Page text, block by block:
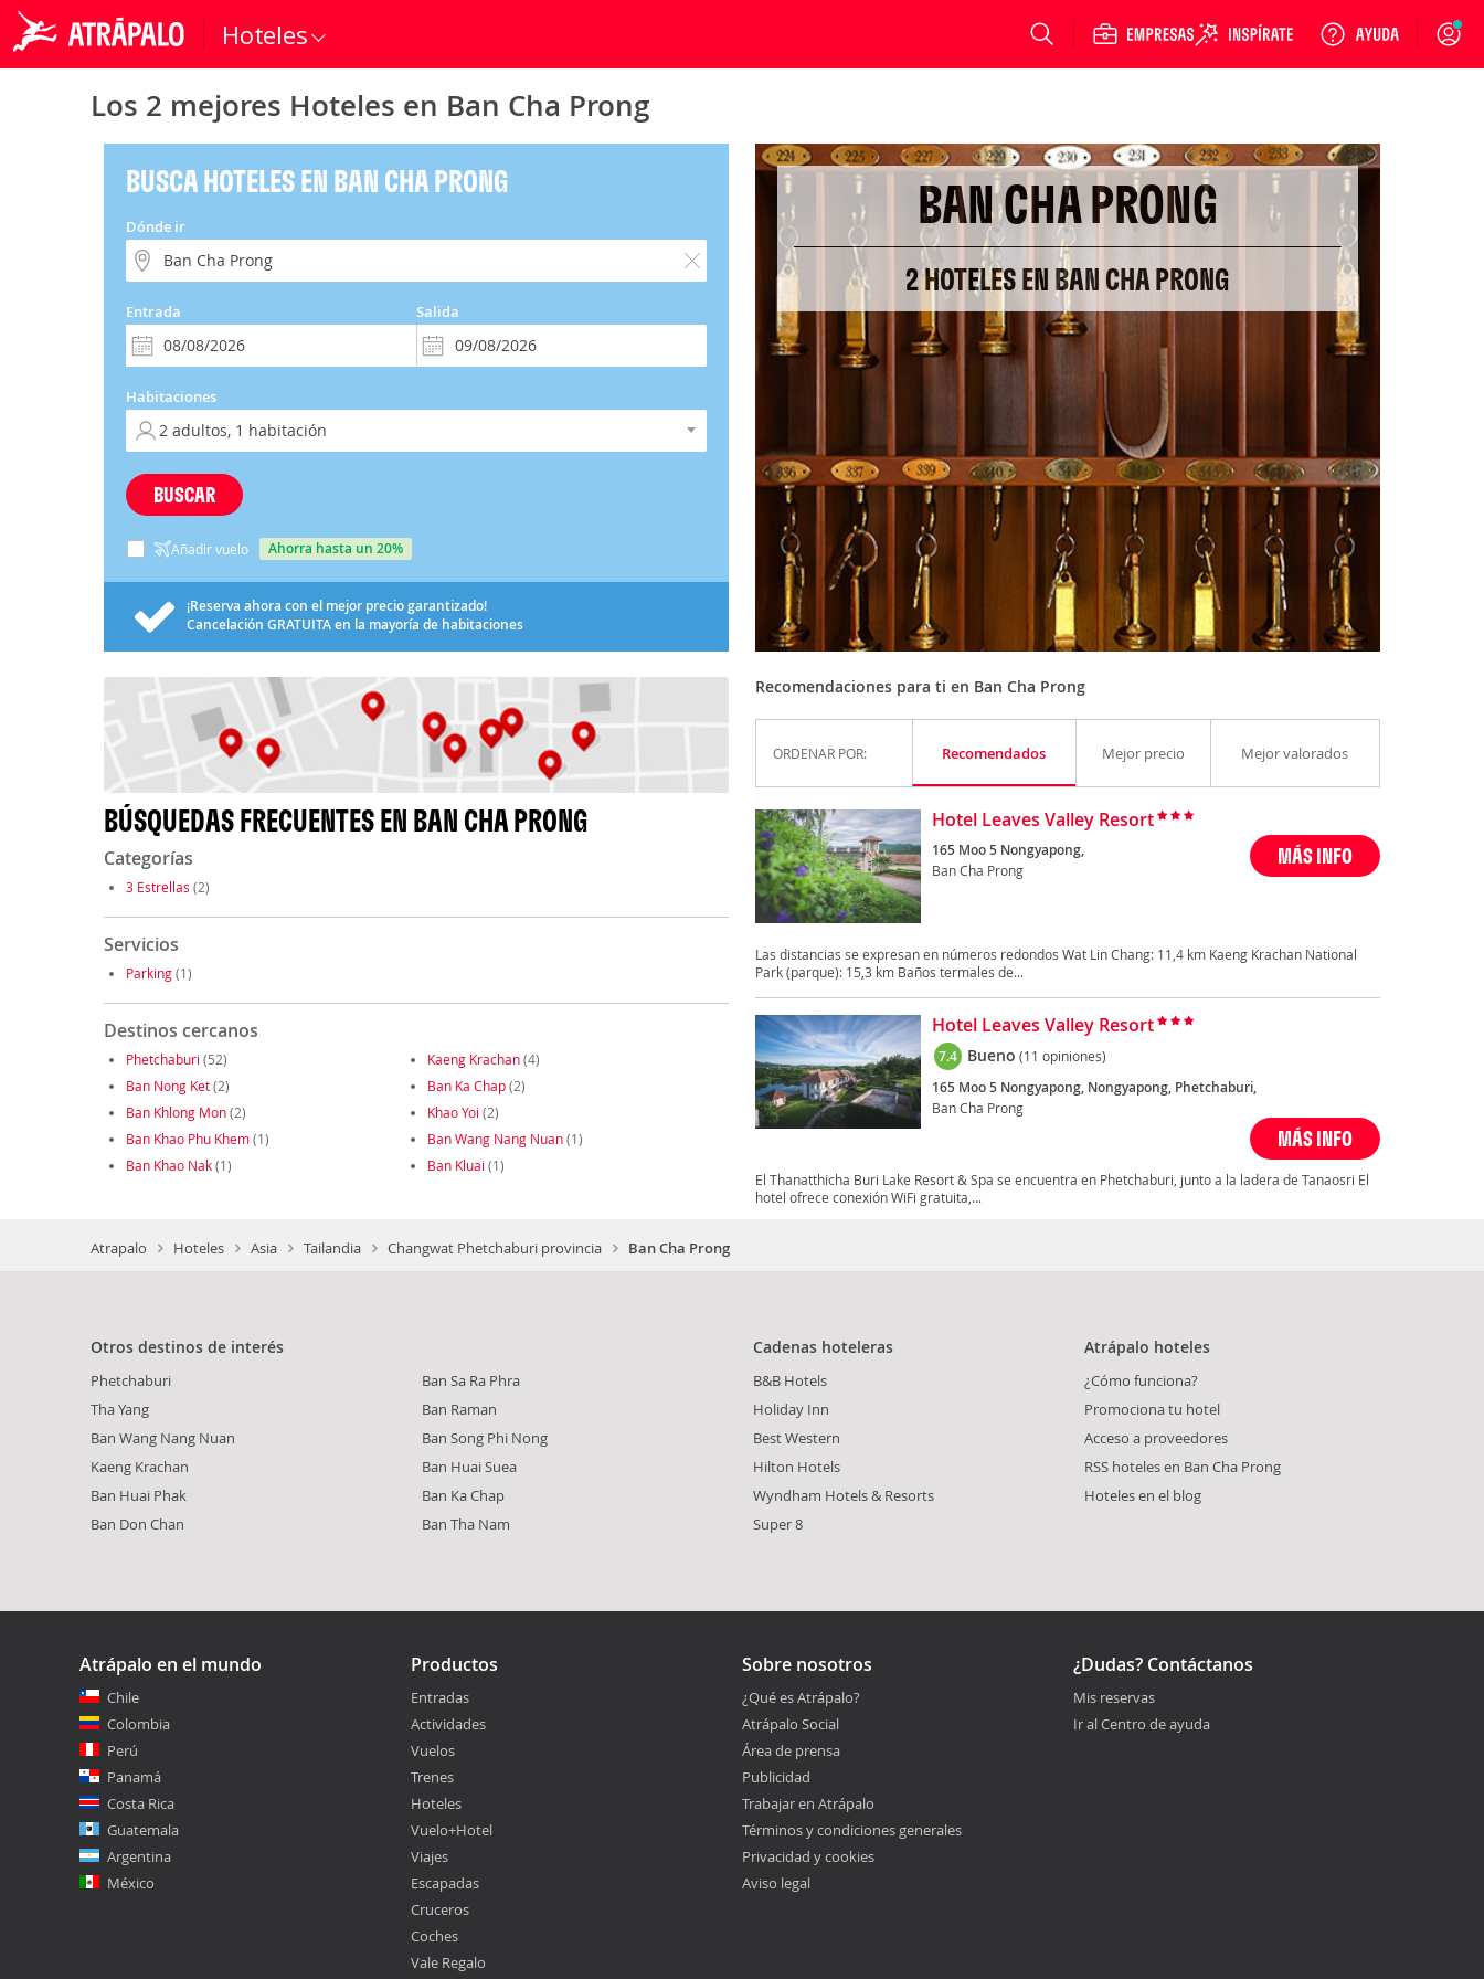
Hoteles Login
Los 2 mejores Hoteles en Ban Cha Prong
BUSCA HOTELES EN BAN CHA PRONG
Dónde ir
Entrada Salida
Habitaciones
BUSCAR
Añadir vuelo ahorra hasta un 20%
¡Reserva ahora con el mejor precio garantizado!
Cancelación GRATUITAen la mayoría de habitaciones
BÚSQUEDAS FRECUENTES EN BAN CHA PRONG
Categorías
3 Estrellas (2)
Servicios
Parking(1)
Destinos cercanos
Phetchaburi (52) Kaeng Krachan(4)
Ban Nong Ket(2) Ban Ka Chap(2)
Ban Khlong Mon(2) Khao Yoi (2)
Ban Khao Phu Khem(1) Ban Wang Nang Nuan(1)
Ban Khao Nak(1) Ban Kluai (1)
BAN CHA PRONG
2 HOTELES EN BAN CHA PRONG
Recomendaciones para ti en Ban Cha Prong
ORDENAR POR: Recomendados Mejor precio Mejor valorados
Hotel Leaves Valley Resort
165 Moo 5 Nongyapong,
Ban Cha Prong
MÁS INFO
Las distancias se expresan en números redondos Wat Lin Chang: 11,4 km Kaeng Krachan National
Park (parque): 15,3 km Baños termales de...
Hotel Leaves Valley Resort
7.4 Bueno (11 opiniones)
165 Moo 5 Nongyapong, Nongyapong, Phetchaburi,
Ban Cha Prong
MÁS INFO
El Thanatthicha Buri Lake Resort & Spa se encuentra en Phetchaburi, junto a la ladera de Tanaosri El
hotel ofrece conexión WiFi gratuita,...
Atrapalo Hoteles Asia Tailandia Changwat Phetchaburi provincia Ban Cha Prong
Otros destinos de interés
Phetchaburi
Tha Yang
Ban Wang Nang Nuan
Kaeng Krachan
Ban Huai Phak
Ban Don Chan
Ban Sa Ra Phra
Ban Raman
Ban Song Phi Nong
Ban Huai Suea
Ban Ka Chap
Ban Tha Nam
Cadenas hoteleras
B&B Hotels
Holiday Inn
Best Western
Hilton Hotels
Wyndham Hotels & Resorts
Super 8
Atrápalo hoteles
¿Cómo funciona?
Promociona tu hotel
Acceso a proveedores
RSS hoteles en Ban Cha Prong
Hoteles en el blog
Atrápalo en el mundo
Chile
Colombia
Perú
Panamá
Costa Rica
Guatemala
Argentina
México
Productos
Entradas
Actividades
Vuelos
Trenes
Hoteles
Vuelo+Hotel
Viajes
Escapadas
Cruceros
Coches
Vale Regalo
Sobre nosotros
¿Qué es Atrápalo?
Atrápalo Social
Área de prensa
Publicidad
Trabajar en Atrápalo
Términos y condiciones generales
Privacidad y cookies
Aviso legal
¿Dudas? Contáctanos
Mis reservas
Ir al Centro de ayuda